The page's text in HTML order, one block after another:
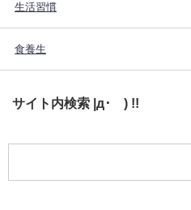
生活習慣
食養生
サイト内検索 |д･´) !!